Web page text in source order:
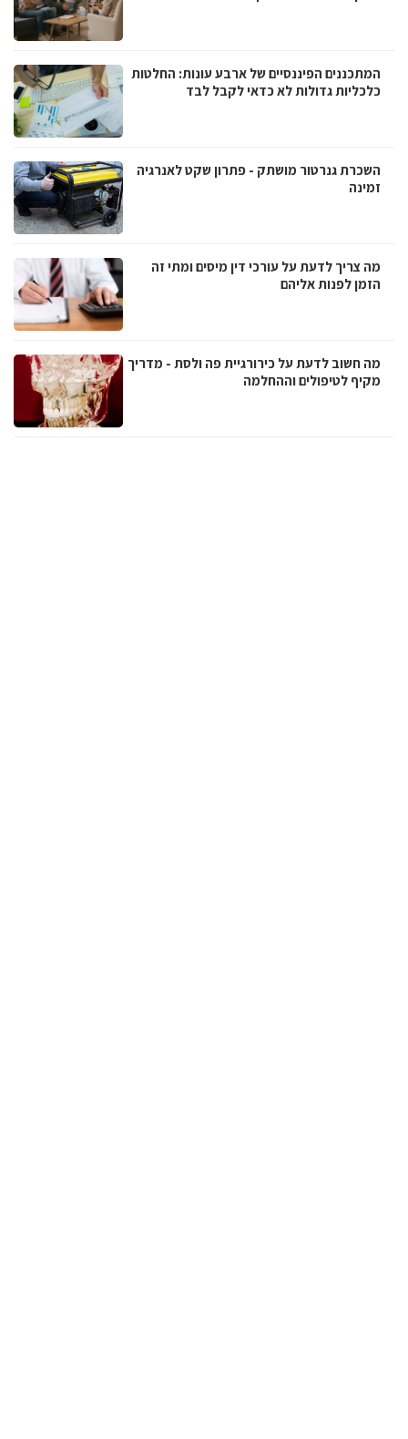
המתכננים הפיננסיים של ארבע עונות: החלטות
כלכליות גדולות לא כדאי לקבל לבד
השכרת גנרטור מושתק - פתרון שקט לאנרגיה
זמינה
מה צריך לדעת על עורכי דין מיסים ומתי זה
הזמן לפנות אליהם
מה חשוב לדעת על כירורגיית פה ולסת - מדריך
מקיף לטיפולים וההחלמה